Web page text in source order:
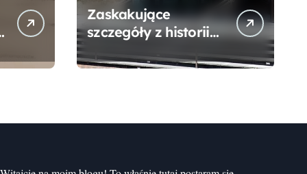
Zaskakujące
szczegóły z historii
Narodowego Banku